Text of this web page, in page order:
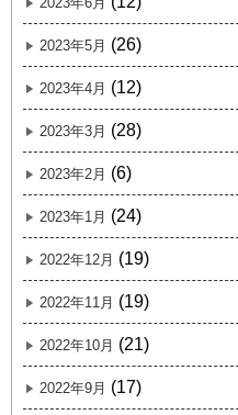
2023年5月 (26)
2023年4月 (12)
2023年3月 (28)
2023年2月 (6)
2023年1月 (24)
2022年12月 (19)
2022年11月 (19)
2022年10月 (21)
2022年9月 (17)